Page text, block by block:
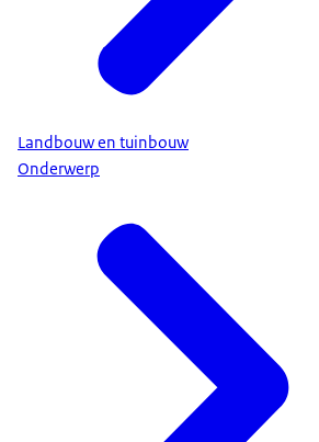
Landbouw en tuinbouw
Onderwerp